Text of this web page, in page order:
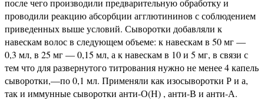
после чего производили предварительную обработку и
проводили реакцию абсорбции агглютининов с соблюдением
приведенных выше условий. Сыворотки добавляли к
навескам волос в следующем объеме: к навескам в 50 мг —
0,3 мл, в 25 мг — 0,15 мл, а к навескам в 10 и 5 мг, в связи с
тем что для развернутого титрования нужно не менее 4 капель
сыворотки,—по 0,1 мл. Применяли как изосыворотки Р и а,
так и иммунные сыворотки анти-О(Н) , анти-В и анти-А.